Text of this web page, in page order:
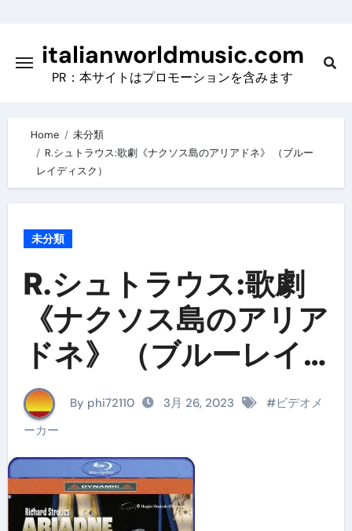
contentitalianworldmusic.com
PR：本サイトはプロモーションを含みます
Home
未分類
R.シュトラウス:歌劇《ナクソス島のアリアドネ》 （ブルー
レイディスク）
未分類
R.シュトラウス:歌劇
《ナクソス島のアリア
ドネ》 （ブルーレイ
ディスク）
By phi72110 3月 26, 2023 #ビデオメ
ーカー